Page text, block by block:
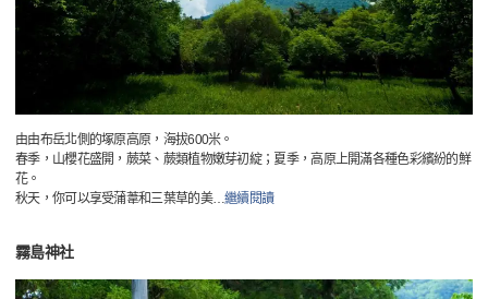
由由布岳北側的塚原高原，海拔600米。
春季，山櫻花盛開，蕨菜、蕨類植物嫩芽初綻；夏季，高原上開滿各種色彩繽紛的鮮
花。
秋天，你可以享受蒲葦和三葉草的美…繼續閱讀
霧島神社